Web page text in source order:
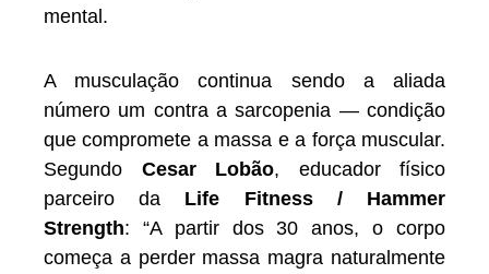
mental.
A musculação continua sendo a aliada
número um contra a sarcopenia — condição
que compromete a massa e a força muscular.
Segundo Cesar Lobão, educador físico
parceiro da Life Fitness / Hammer
Strength: “A partir dos 30 anos, o corpo
começa a perder massa magra naturalmente